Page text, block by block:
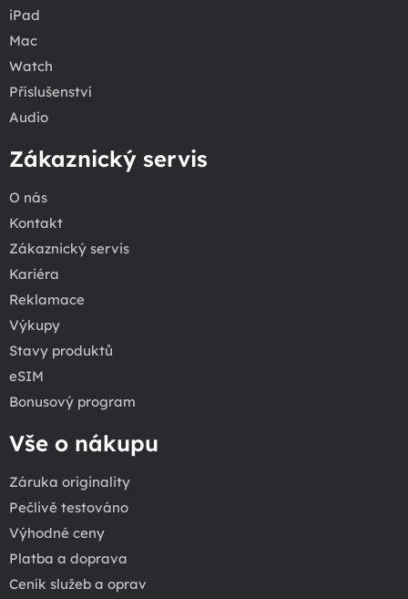
iPad
Mac
Watch
Příslušenství
Audio
Zákaznický servis
O nás
Kontakt
Zákaznický servis
Kariéra
Reklamace
Výkupy
Stavy produktů
eSIM
Bonusový program
Vše o nákupu
Záruka originality
Pečlivě testováno
Výhodné ceny
Platba a doprava
Ceník služeb a oprav